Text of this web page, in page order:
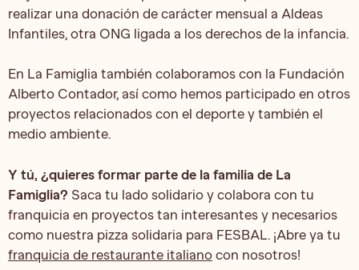
realizar una donación de carácter mensual a Aldeas
Infantiles, otra ONG ligada a los derechos de la infancia.
En La Famiglia también colaboramos con la Fundación
Alberto Contador, así como hemos participado en otros
proyectos relacionados con el deporte y también el
medio ambiente.
Y tú, ¿quieres formar parte de la familia de La
Famiglia? Saca tu lado solidario y colabora con tu
franquicia en proyectos tan interesantes y necesarios
como nuestra pizza solidaria para FESBAL. ¡Abre ya tu
franquicia de restaurante italiano con nosotros!